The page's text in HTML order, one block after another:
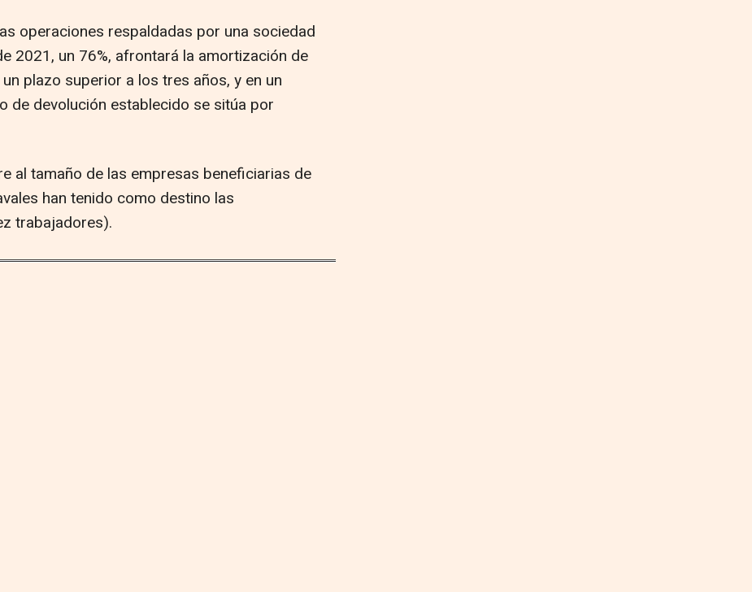
operaciones respaldadas por una sociedad
2021, un 76%, afrontará la amortización de
plazo superior a los tres años, y en un
de devolución establecido se sitúa por
al tamaño de las empresas beneficiarias de
han tenido como destino las
trabajadores).